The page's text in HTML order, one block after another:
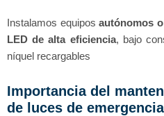
Instalamos equiposautónomos
LED de alta eficiencia, bajo
níquel recargables
Importancia del
de luces de emergencia